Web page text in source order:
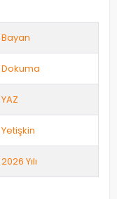
Bayan
Dokuma
YAZ
Yetişkin
2026 Yılı